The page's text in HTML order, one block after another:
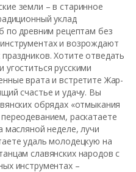
земли – в старинное
уклад
по древним рецептам без
и возрождают
Хотите отведать
русскими
врата и встретите Жар-
счастье и удачу. Вы
обрядах «отмыкания
раскатаете
масляной неделе, лучи
удаль молодецкую на
славянских народов с
инструментах –